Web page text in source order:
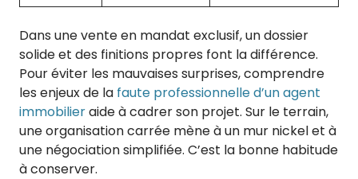
Dans une vente en mandat exclusif, un dossier
solide et des finitions propres font la différence.
Pour éviter les mauvaises surprises, comprendre
les enjeux de la faute professionnelle d’un agent
immobilieraide à cadrer son projet. Sur le terrain,
une organisation carrée mène à un mur nickel et à
une négociation simplifiée. C’est la bonne habitude
à conserver.